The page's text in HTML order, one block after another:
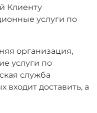
Клиенту
услуги по
организация,
услуги по
служба
входит доставить, а